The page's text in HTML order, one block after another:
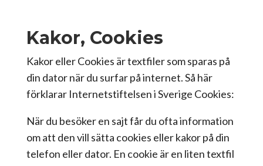
Kakor, Cookies
Kakor eller Cookies är textfiler som sparas på
din dator när du surfar på internet. Så här
förklarar Internetstiftelsen i Sverige Cookies:
När du besöker en sajt får du ofta information
om att den vill sätta cookies eller kakor på din
telefon eller dator. En cookie är en liten textfil